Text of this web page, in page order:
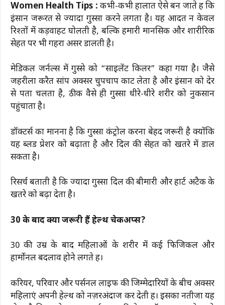
Women Health Tips : कभी-कभी हालात ऐसे बन जाते हैं कि
इंसान जरूरत से ज्यादा गुस्सा करने लगता है। यह आदत न केवल
रिश्तों में कड़वाहट घोलती है, बल्कि हमारी मानसिक और शारीरिक
सेहत पर भी गहरा असर डालती है।
मेडिकल जर्नल्स में गुस्से को “साइलेंट किलर” कहा गया है। जैसे
जहरीला करैत सांप अक्सर चुपचाप काट लेता है और इंसान को देर
से पता चलता है, ठीक वैसे ही गुस्सा धीरे-धीरे शरीर को नुकसान
पहुंचाता है।
डॉक्टर्स का मानना है कि गुस्सा कंट्रोल करना बेहद जरूरी है क्योंकि
यह ब्लड प्रेशर को बढ़ाता है और दिल की सेहत को खतरे में डाल
सकता है।
रिसर्च बताती है कि ज्यादा गुस्सा दिल की बीमारी और हार्ट अटैक के
खतरे को बढ़ा देता है।
30 के बाद क्यों जरूरी हैं हेल्थ चेकअप्स?
30 की उम्र के बाद महिलाओं के शरीर में कई फिजिकल और
हार्मोनल बदलाव होने लगते हैं।
करियर, परिवार और पर्सनल लाइफ की जिम्मेदारियों के बीच अक्सर
महिलाएं अपनी हेल्थ को नज़रअंदाज कर देती हैं। इसका नतीजा यह